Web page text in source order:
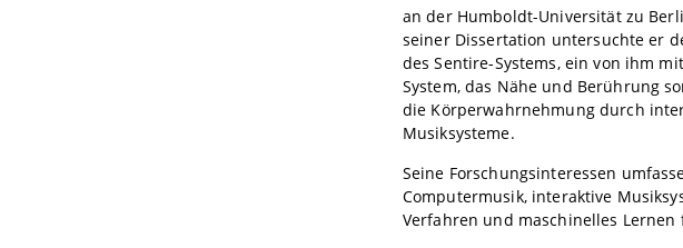
an der Humboldt-Universität zu
seiner Dissertation untersuchte er
des Sentire-Systems, ein von ihm
System, das Nähe und Berührung
die Körperwahrnehmung durch
Musiksysteme.
Seine Forschungsinteressen
Computermusik, interaktive
Verfahren und maschinelles